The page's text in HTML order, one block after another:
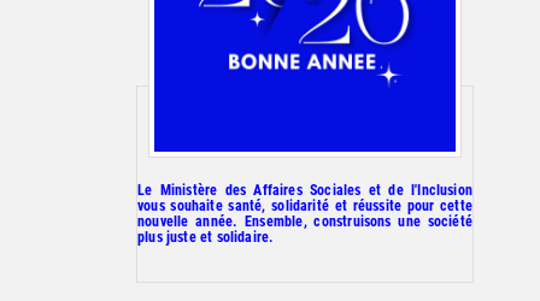
Le Ministère des Affaires Sociales et de l'Inclusion
vous souhaite santé, solidarité et réussite pour cette
nouvelle année. Ensemble, construisons une société
plus juste et solidaire.